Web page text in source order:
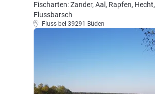
Fischarten: Zander, Aal, Rapfen, Hecht,
Flussbarsch
Fluss bei 39291 Büden